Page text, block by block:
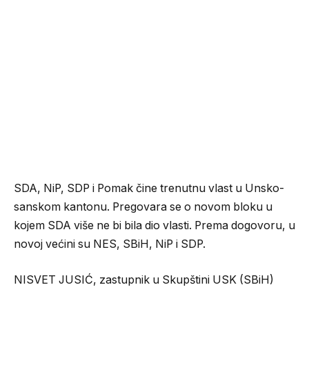
SDA, NiP, SDP i Pomak čine trenutnu vlast u Unsko-
sanskom kantonu. Pregovara se o novom bloku u
kojem SDA više ne bi bila dio vlasti. Prema dogovoru, u
novoj većini su NES, SBiH, NiP i SDP.
NISVET JUSIĆ, zastupnik u Skupštini USK (SBiH)